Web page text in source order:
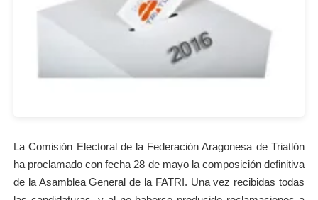
La Comisión Electoral de la Federación Aragonesa de Triatlón
ha proclamado con fecha 28 de mayo la composición definitiva
de la Asamblea General de la FATRI. Una vez recibidas todas